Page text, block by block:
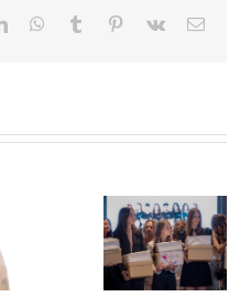
LinkedInWhatsApp
Tumblr Pinterest
Vk Email
na
–
Shaping
Futures:
Revija frizura